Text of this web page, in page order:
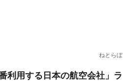
ねとらぼ
利用する日本の航空会社」ラ